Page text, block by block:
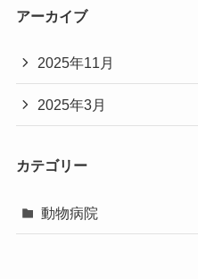
アーカイブ
2025年11月
2025年3月
カテゴリー
動物病院